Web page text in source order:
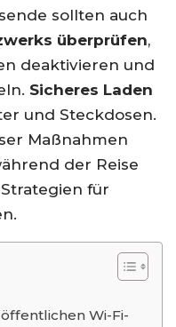
sollten auch
überprüfen,
deaktivieren und
Sicheres Laden
und Steckdosen.
Maßnahmen
der Reise
für
Wi-Fi-